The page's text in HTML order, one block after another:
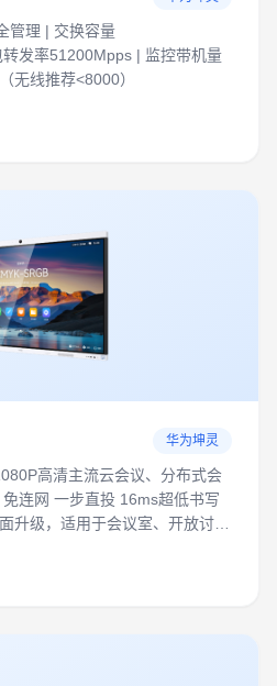
管理 | 交换容量
发率51200Mpps | 监控带机量
无线推荐<8000）
华为坤灵
高清主流云会议、分布式会
连网 一步直投 16ms超低书写
升级，适用于会议室、开放讨论